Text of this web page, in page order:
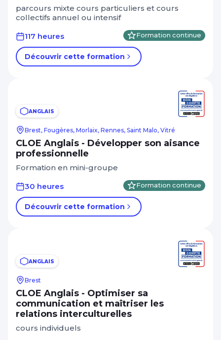
parcours mixte cours particuliers et cours
collectifs annuel ou intensif
117 heures
Formation continue
Découvrir cette formation
ANGLAIS
Brest, Fougères, Morlaix, Rennes, Saint Malo, Vitré
CLOE Anglais - Développer son aisance
professionnelle
Formation en mini-groupe
30 heures
Formation continue
Découvrir cette formation
ANGLAIS
Brest
CLOE Anglais - Optimiser sa
communication et maîtriser les
relations interculturelles
cours individuels